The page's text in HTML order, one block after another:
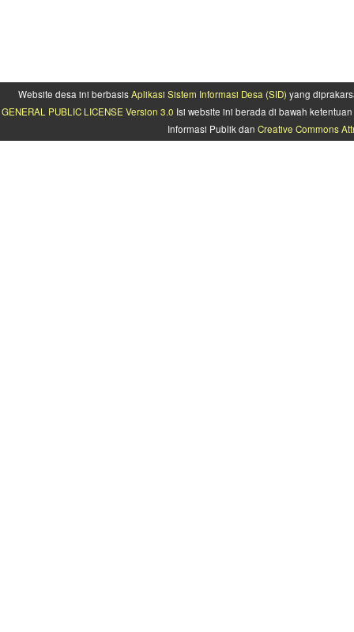
Website desa ini berbasisAplikasi Sistem Informasi Desa (SID) yang
GENERAL PUBLIC LICENSE Version 3.0 Isi website ini berada di bawah
Informasi Publik dan Creative Commons